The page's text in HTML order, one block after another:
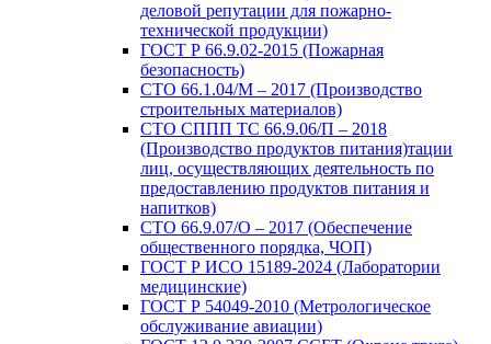
деловой репутации для пожарно-
технической продукции)
ГОСТ Р 66.9.02-2015 (Пожарная
безопасность)
СТО 66.1.04/М – 2017 (Производство
строительных материалов)
СТО СППП ТС 66.9.06/П – 2018
(Производство продуктов питания)тации
лиц, осуществляющих деятельность по
предоставлению продуктов питания и
напитков)
СТО 66.9.07/О – 2017 (Обеспечение
общественного порядка, ЧОП)
ГОСТ Р ИСО 15189-2024 (Лаборатории
медицинские)
ГОСТ Р 54049-2010 (Метрологическое
обслуживание авиации)